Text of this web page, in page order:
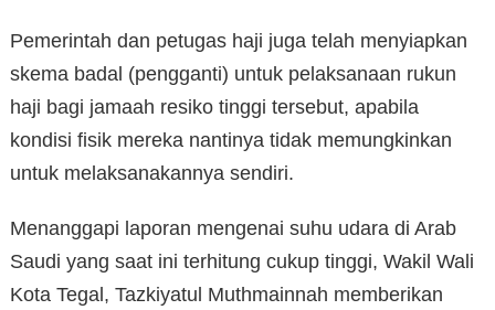
Pemerintah dan petugas haji juga telah menyiapkan
skema badal (pengganti) untuk pelaksanaan rukun
haji bagi jamaah resiko tinggi tersebut, apabila
kondisi fisik mereka nantinya tidak memungkinkan
untuk melaksanakannya sendiri.
Menanggapi laporan mengenai suhu udara di Arab
Saudi yang saat ini terhitung cukup tinggi, Wakil Wali
Kota Tegal, Tazkiyatul Muthmainnah memberikan